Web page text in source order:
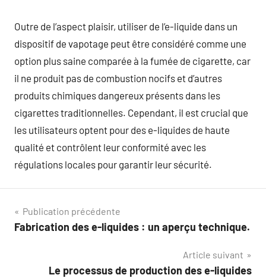
Outre de l’aspect plaisir, utiliser de l’e-liquide dans un
dispositif de vapotage peut être considéré comme une
option plus saine comparée à la fumée de cigarette, car
il ne produit pas de combustion nocifs et d’autres
produits chimiques dangereux présents dans les
cigarettes traditionnelles. Cependant, il est crucial que
les utilisateurs optent pour des e-liquides de haute
qualité et contrôlent leur conformité avec les
régulations locales pour garantir leur sécurité.
Navigation
de
Publication précédente
Fabrication des e-liquides : un aperçu technique.
Article suivant
Le processus de production des e-liquides